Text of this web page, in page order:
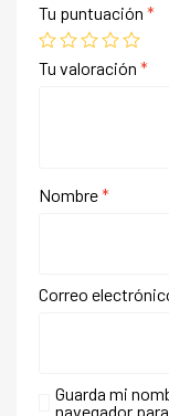
Tu puntuación *
Tu valoración *
Nombre*
Correo
Guarda mi
navegador